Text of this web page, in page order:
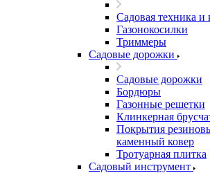
Садовая техника
Газонокосилки
Триммеры
Садовые дорожки
Садовые дорожки
Бордюры
Газонные решетки
Клинкерная
Покрытия
каменный ковер
Тротуарная плитка
Садовый инструмент